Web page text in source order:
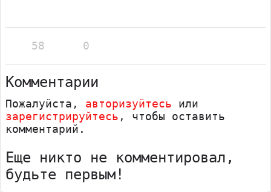
58 0
Комментарии
Пожалуйста, авторизуйтесь или
зарегистрируйтесь , чтобы оставить
комментарий.
Еще никто не комментировал,
будьте первым!